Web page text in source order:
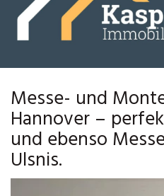
Messe- und
Hannover –
und ebenso
Ulsnis.